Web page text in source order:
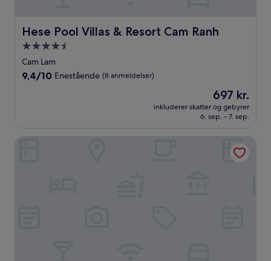
Hese Pool Villas & Resort Cam Ranh
Hese Pool Villas & Resort Cam Ranh
4.5-
stjernet
overnatningssted
Cam Lam
9.4
anmeldelser)
9,4/10 Enestående (8 anmeldelser)
Prisen
er
697 kr.
697 kr.
inkluderer skatter og gebyrer
6. sep. - 7. sep.